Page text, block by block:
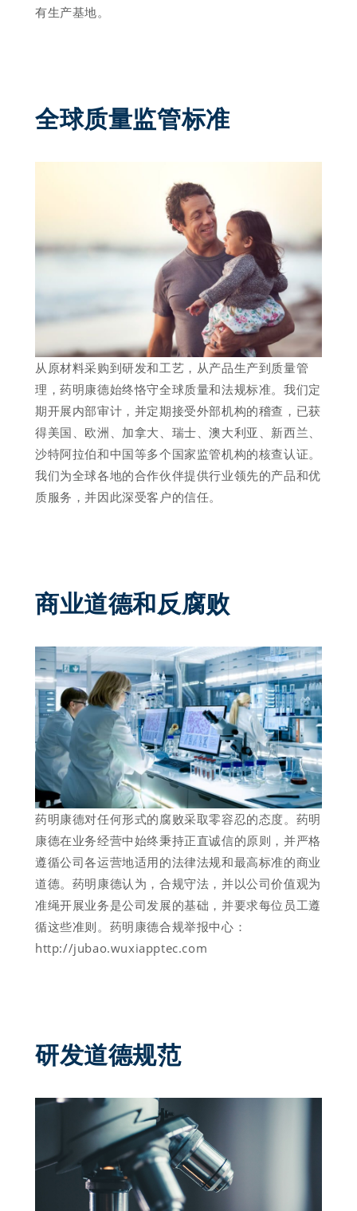
有生产基地。
全球质量监管标准
从原材料采购到研发和工艺，从产品生产到质量管
理，药明康德始终恪守全球质量和法规标准。我们定
期开展内部审计，并定期接受外部机构的稽查，已获
得美国、欧洲、加拿大、瑞士、澳大利亚、新西兰、
沙特阿拉伯和中国等多个国家监管机构的核查认证。
我们为全球各地的合作伙伴提供行业领先的产品和优
质服务，并因此深受客户的信任。
商业道德和反腐败
药明康德对任何形式的腐败采取零容忍的态度。药明
康德在业务经营中始终秉持正直诚信的原则，并严格
遵循公司各运营地适用的法律法规和最高标准的商业
道德。药明康德认为，合规守法，并以公司价值观为
准绳开展业务是公司发展的基础，并要求每位员工遵
循这些准则。药明康德合规举报中心：
http://jubao.wuxiapptec.com
研发道德规范